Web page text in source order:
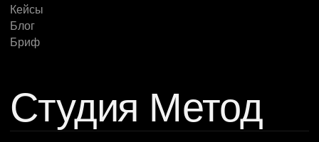
Кейсы
Блог
Бриф
Студия Метод